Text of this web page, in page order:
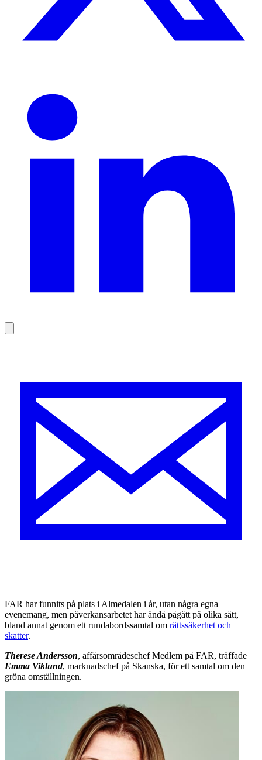
FAR har funnits på plats i Almedalen i år, utan några egna
evenemang, men påverkansarbetet har ändå pågått på olika sätt,
bland annat genom ett rundabordssamtal om rättssäkerhet och
skatter.
Therese Andersson, affärsområdeschef Medlem på FAR, träffade
Emma Viklund, marknadschef på Skanska, för ett samtal om den
gröna omställningen.